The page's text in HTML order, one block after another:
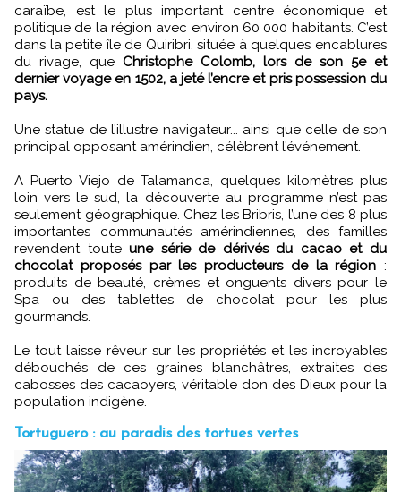
caraïbe, est le plus important centre économique et
politique de la région avec environ 60 000 habitants. C’est
dans la petite île de Quiribri, située à quelques encablures
du rivage, que Christophe Colomb, lors de son 5e et
dernier voyage en 1502, a jeté l’encre et pris possession du
pays.
Une statue de l’illustre navigateur... ainsi que celle de son
principal opposant amérindien, célèbrent l’événement.
A Puerto Viejo de Talamanca, quelques kilomètres plus
loin vers le sud, la découverte au programme n’est pas
seulement géographique. Chez les Bribris, l’une des 8 plus
importantes communautés amérindiennes, des familles
revendent touteune série de dérivés du cacao et du
chocolat proposés par les producteurs de la région :
produits de beauté, crèmes et onguents divers pour le
Spa ou des tablettes de chocolat pour les plus
gourmands.
Le tout laisse rêveur sur les propriétés et les incroyables
débouchés de ces graines blanchâtres, extraites des
cabosses des cacaoyers, véritable don des Dieux pour la
population indigène.
Tortuguero : au paradis des tortues vertes